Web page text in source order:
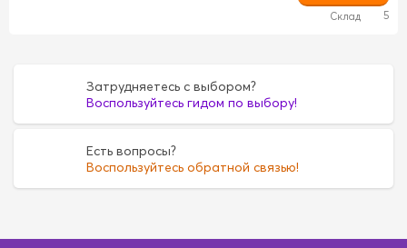
Склад 5
Затрудняетесь с выбором?
Воспользуйтесь гидом по выбору!
Есть вопросы?
Воспользуйтесь обратной связью!